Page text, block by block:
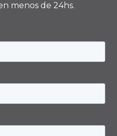
menos de 24hs.